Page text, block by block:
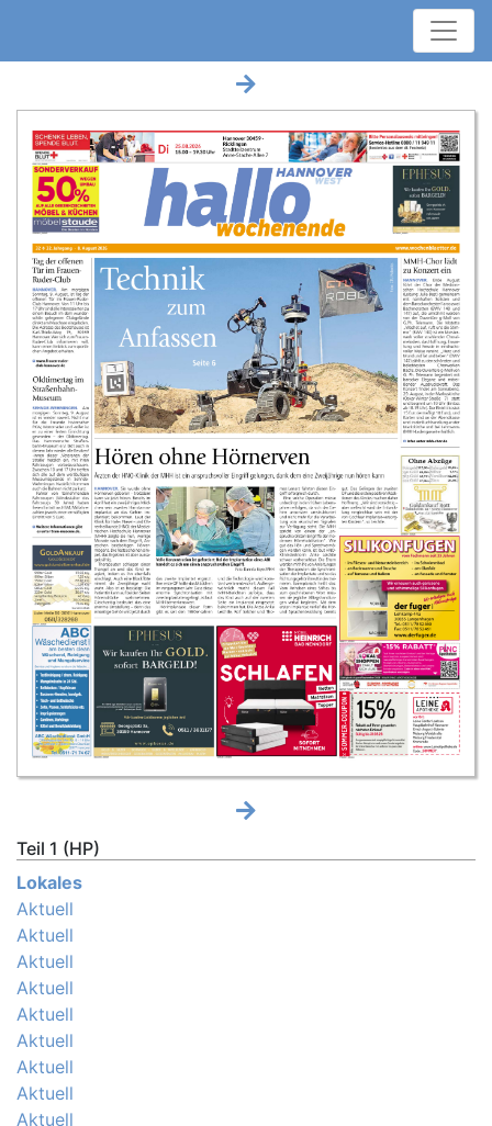
Teil 1 (HP)
Lokales
Aktuell
Aktuell
Aktuell
Aktuell
Aktuell
Aktuell
Aktuell
Aktuell
Aktuell